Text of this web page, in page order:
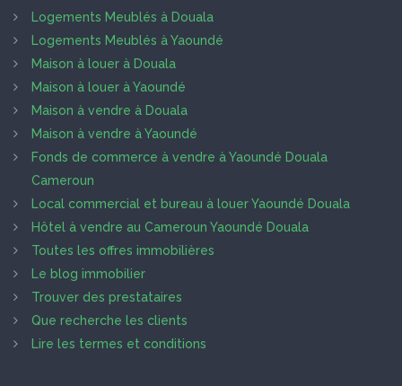
Logements Meublés à Douala
Logements Meublés à Yaoundé
Maison à louer à Douala
Maison à louer à Yaoundé
Maison à vendre à Douala
Maison à vendre à Yaoundé
Fonds de commerce à vendre à Yaoundé Douala
Cameroun
Local commercial et bureau à louer Yaoundé Douala
Hôtel à vendre au Cameroun Yaoundé Douala
Toutes les offres immobilières
Le blog immobilier
Trouver des prestataires
Que recherche les clients
Lire les termes et conditions